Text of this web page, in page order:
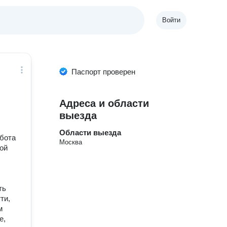
Войти
Паспорт проверен
Адреса и области
выезда
Области выезда
Москва